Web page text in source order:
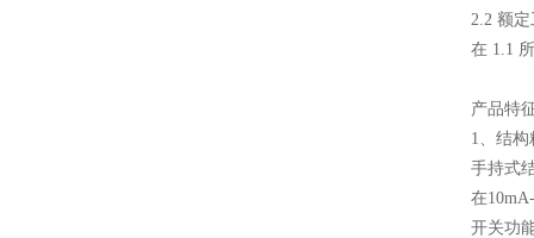
2.2 额
在 1.1
产品特
1、结
手持式
在
开关功